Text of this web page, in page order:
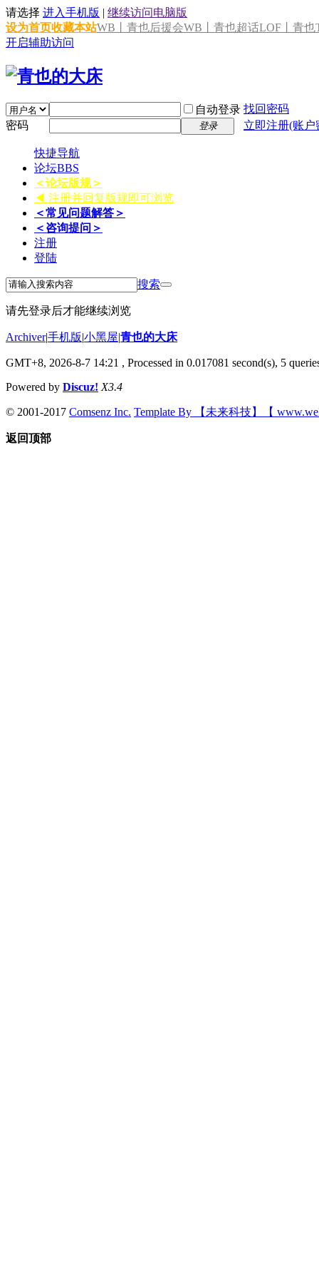
请选择 进入手机版 | 继续访问电脑版
设为首页收藏本站WB丨青也后援会WB丨青也超话LOF丨青也
开启辅助访问
自动登录 找回密码
密码
登录 立即注册(账
快捷导航
论坛BBS
＜论坛版规＞
◀ 注册并回复版规即可浏览
＜常见问题解答＞
＜咨询提问＞
注册
登陆
搜索
请先登录后才能继续浏览
Archiver|手机版|小黑屋|青也的大床
GMT+8, 2026-8-7 14:21 , Processed in 0.017081 second(s), 5
Powered by Discuz! X3.4
© 2001-2017 Comsenz Inc. Template By 【未来科技】【
返回顶部